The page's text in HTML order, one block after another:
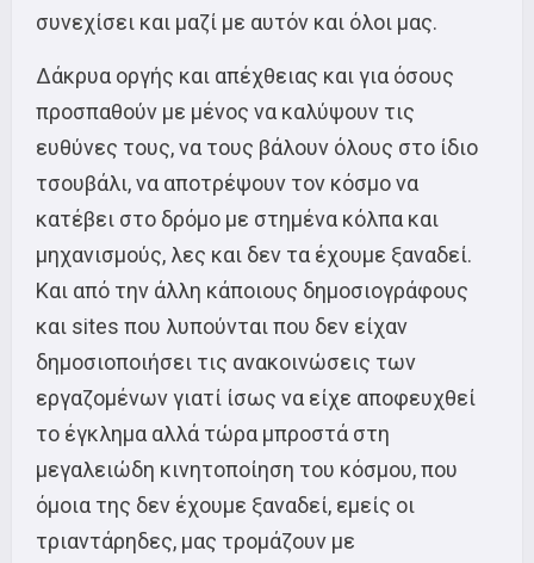
συνεχίσει και μαζί με αυτόν και όλοι μας.
Δάκρυα οργής και απέχθειας και για όσους
προσπαθούν με μένος να καλύψουν τις
ευθύνες τους, να τους βάλουν όλους στο ίδιο
τσουβάλι, να αποτρέψουν τον κόσμο να
κατέβει στο δρόμο με στημένα κόλπα και
μηχανισμούς, λες και δεν τα έχουμε ξαναδεί.
Και από την άλλη κάποιους δημοσιογράφους
και sites που λυπούνται που δεν είχαν
δημοσιοποιήσει τις ανακοινώσεις των
εργαζομένων γιατί ίσως να είχε αποφευχθεί
το έγκλημα αλλά τώρα μπροστά στη
μεγαλειώδη κινητοποίηση του κόσμου, που
όμοια της δεν έχουμε ξαναδεί, εμείς οι
τριαντάρηδες, μας τρομάζουν με